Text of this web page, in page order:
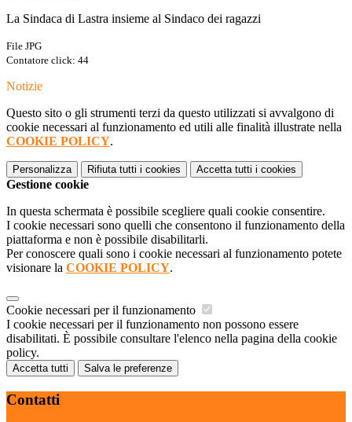
La Sindaca di Lastra insieme al Sindaco dei ragazzi
File JPG
Contatore click: 44
Notizie
Questo sito o gli strumenti terzi da questo utilizzati si avvalgono di
cookie necessari al funzionamento ed utili alle finalità illustrate nella
COOKIE POLICY.
Personalizza Rifiuta tutti i cookies Accetta tutti i cookies
Gestione cookie
In questa schermata è possibile scegliere quali cookie consentire.
I cookie necessari sono quelli che consentono il funzionamento della
piattaforma e non è possibile disabilitarli.
Per conoscere quali sono i cookie necessari al funzionamento potete
visionare la COOKIE POLICY.
Cookie necessari per il funzionamento
I cookie necessari per il funzionamento non possono essere
disabilitati. È possibile consultare l'elenco nella pagina della cookie
policy.
Accetta tutti Salva le preferenze
Contatti